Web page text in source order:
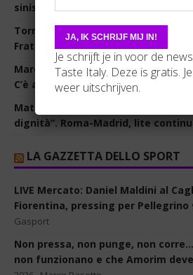
sinistra
9 augustus 2026
Torna la festa nazionale di Avs:
Fratoianni di nuovo sullo stesso
Marcinelle nelle interrogazioni
C’è anche il padre di Enrico
Mattarella e la crisi migranti: “Sia
dignità”. Roma-Madrid, lite
LA GAZZETTA DELLO SPORT
LIVE Mercato: Daniel Maldini al
Fiorentina, pressing per Pellegrino
Gasport
Non pressa, non punge, non
non funzionano e che Amorim
Je schrijft je in voor de
Taste Italy. Deze is gratis.
weer uitschrijven.